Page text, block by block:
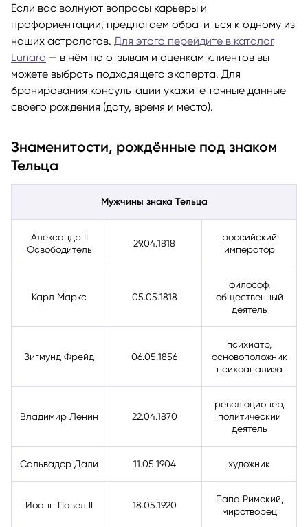
Если вас волнуют вопросы карьеры и
профориентации, предлагаем обратиться к одному из
наших астрологов. Для этого перейдите в каталог
Lunaro — в нём по отзывам и оценкам клиентов вы
можете выбрать подходящего эксперта. Для
бронирования консультации укажите точные данные
своего рождения (дату, время и место).
Знаменитости, рождённые под знаком
Тельца
Мужчины знака Тельца
Александр II
Освободитель
29.04.1818
российский
император
Карл Маркс 05.05.1818
философ,
общественный
деятель
Зигмунд Фрейд 06.05.1856
психиатр,
основоположник
психоанализа
Владимир Ленин 22.04.1870
революционер,
политический
деятель
Сальвадор Дали 11.05.1904 художник
Иоанн Павел II 18.05.1920
Папа Римский,
миротворец